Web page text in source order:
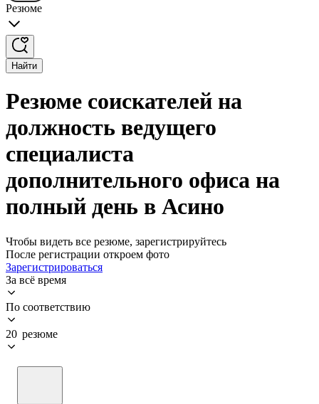
Резюме
Найти
Резюме соискателей на
должность ведущего
специалиста
дополнительного офиса на
полный день в Асино
Чтобы видеть все резюме, зарегистрируйтесь
После регистрации откроем фото
Зарегистрироваться
За всё время
По соответствию
20 резюме